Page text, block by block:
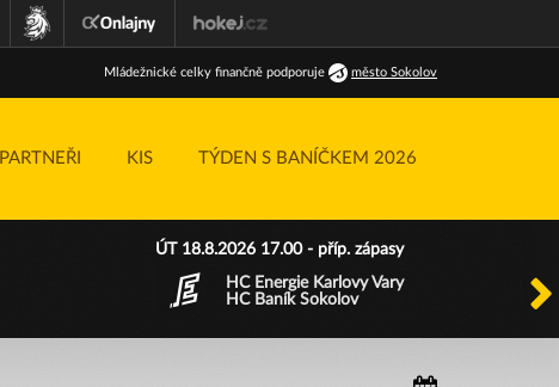
Ml ádežnické celky finančně podporuje město Sokolov
PARTNEŘI KIS TÝDEN S BANÍČKEM 2026
ÚT 18.8.2026 17.00 - příp. zápasy
HC Energie Karlovy Vary
HC Baník Sokolov